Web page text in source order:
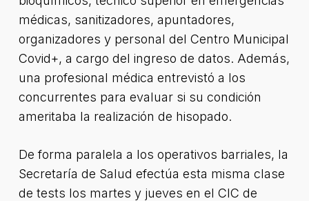
médicas, sanitizadores, apuntadores,
organizadores y personal del Centro Municipal
Covid+, a cargo del ingreso de datos. Además,
una profesional médica entrevistó a los
concurrentes para evaluar si su condición
ameritaba la realización de hisopado.
De forma paralela a los operativos barriales, la
Secretaría de Salud efectúa esta misma clase
de tests los martes y jueves en el CIC de